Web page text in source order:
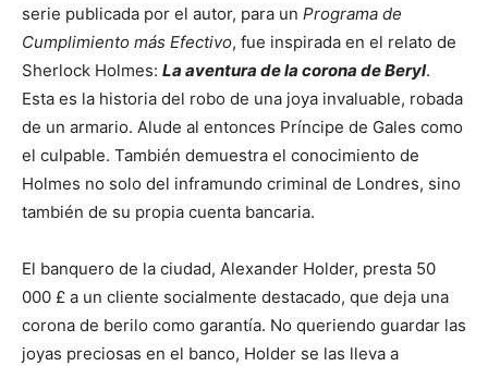
serie publicada por el autor, para un Programa de
Cumplimiento más Efectivo, fue inspirada en el relato de
Sherlock Holmes: La aventura de la corona de Beryl.
Esta es la historia del robo de una joya invaluable, robada
de un armario. Alude al entonces Príncipe de Gales como
el culpable. También demuestra el conocimiento de
Holmes no solo del inframundo criminal de Londres, sino
también de su propia cuenta bancaria.
El banquero de la ciudad, Alexander Holder, presta 50
000 £ a un cliente socialmente destacado, que deja una
corona de berilo como garantía. No queriendo guardar las
joyas preciosas en el banco, Holder se las lleva a